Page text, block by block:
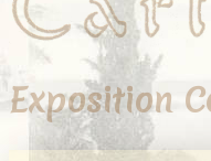
Exposition